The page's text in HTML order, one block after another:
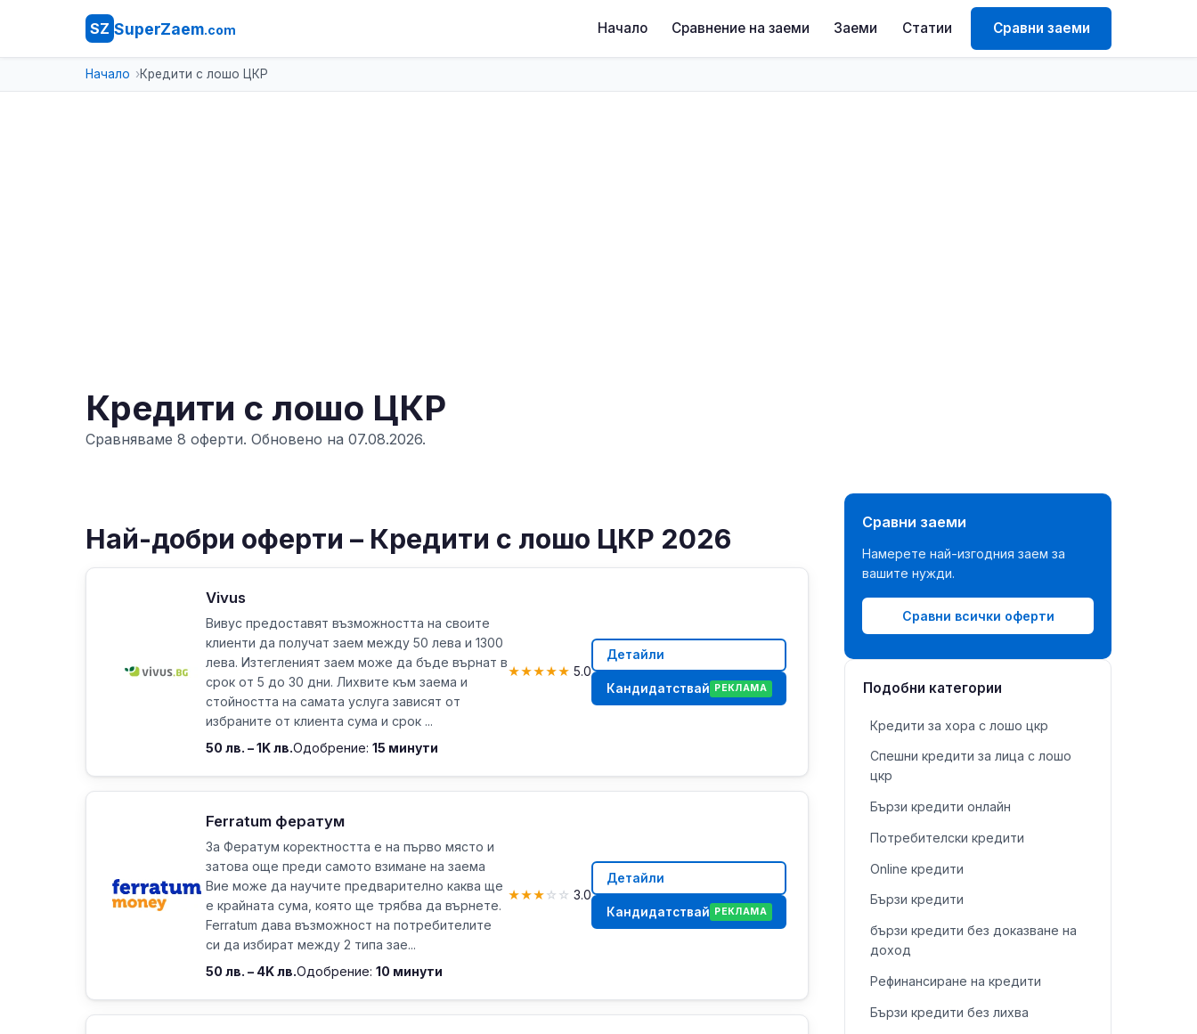
SZ SuperZaem.com Начало Сравнение на заеми Заеми Статии Сравни заеми
Начало Кредити с лошо ЦКР
Кредити с лошо ЦКР
Сравняваме 8 оферти. Обновено на 07.08.2026.
Най-добри оферти – Кредити с лошо ЦКР 2026
Vivus
Вивус предоставят възможността на своите
клиенти да получат заем между 50 лева и 1300
лева. Изтегленият заем може да бъде върнат в
срок от 5 до 30 дни. Лихвите към заема и
стойността на самата услуга зависят от
избраните от клиента сума и срок ...
50 лв. – 1K лв.Одобрение: 15 минути
★★★★★ 5.0
Детайли
Кандидатствай РЕКЛАМА
Ferratum фератум
За Фератум коректността е на първо място и
затова още преди самото взимане на заема
Вие може да научите предварително каква ще
е крайната сума, която ще трябва да върнете.
Ferratum дава възможност на потребителите
си да избират между 2 типа зае...
50 лв. – 4K лв.Одобрение: 10 минути
★★★☆ ☆ 3.0
Детайли
Кандидатствай РЕКЛАМА
Сравни заеми
Намерете най-изгодния заем за
вашите нужди.
Сравни всички оферти
Подобни категории
Кредити за хора с лошо цкр
Спешни кредити за лица с лошо
цкр
Бързи кредити онлайн
Потребителски кредити
Online кредити
Бързи кредити
бързи кредити без доказване на
доход
Рефинансиране на кредити
Бързи кредити без лихва